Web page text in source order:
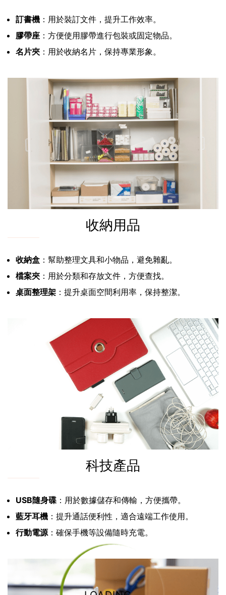
訂書機 ：用於裝訂文件，提升工作效率。
膠帶座 ：方便使用膠帶進行包裝或固定物品。
名片夾 ：用於收納名片，保持專業形象。
收納用品
收納盒 ：幫助整理文具和小物品，避免雜亂。
檔案夾 ：用於分類和存放文件，方便查找。
桌面整理架 ：提升桌面空間利用率，保持整潔。
科技產品
USB隨身碟 ：用於數據儲存和傳輸，方便攜帶。
藍牙耳機 ：提升通話便利性，適合遠端工作使用。
行動電源：確保手機等設備隨時充電。